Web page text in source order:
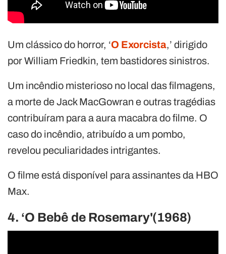
Um clássico do horror, ‘O Exorcista,’ dirigido
por William Friedkin, tem bastidores sinistros.
Um incêndio misterioso no local das filmagens,
a morte de Jack MacGowran e outras tragédias
contribuíram para a aura macabra do filme. O
caso do incêndio, atribuído a um pombo,
revelou peculiaridades intrigantes.
O filme está disponível para assinantes da HBO
Max.
4. ‘O Bebê de Rosemary'(1968)